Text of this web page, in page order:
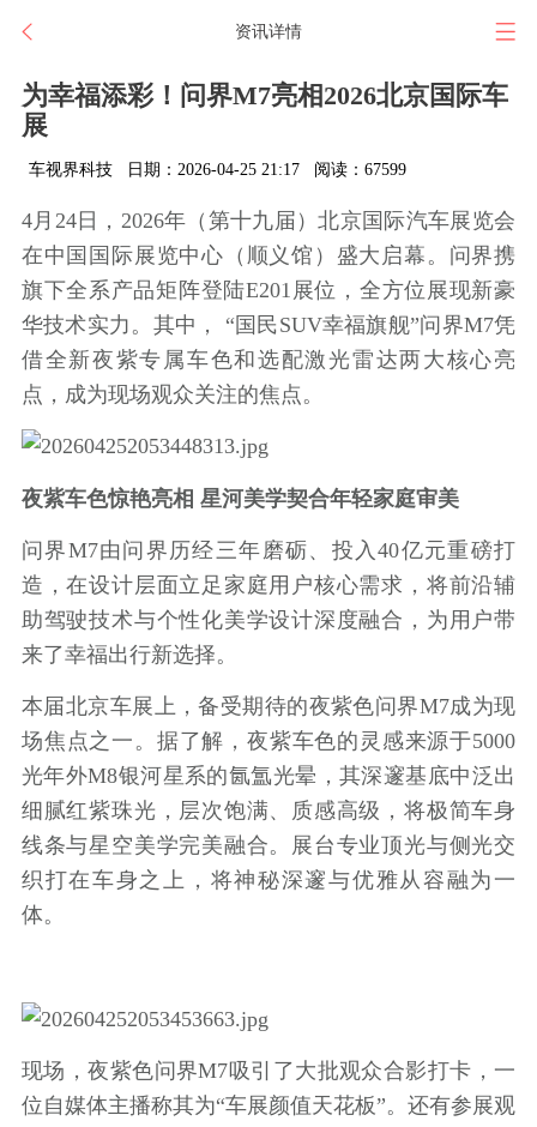
资讯详情
为幸福添彩！问界M7亮相2026北京国际车
展
车视界科技 日期：2026-04-25 21:17 阅读：67599
4月24日，2026年（第十九届）北京国际汽车展览会
在中国国际展览中心（顺义馆）盛大启幕。问界携
旗下全系产品矩阵登陆E201展位，全方位展现新豪
华技术实力。其中， “国民SUV幸福旗舰”问界M7凭
借全新夜紫专属车色和选配激光雷达两大核心亮
点，成为现场观众关注的焦点。
夜紫车色惊艳亮相 星河美学契合年轻家庭审美
问界M7由问界历经三年磨砺、投入40亿元重磅打
造，在设计层面立足家庭用户核心需求，将前沿辅
助驾驶技术与个性化美学设计深度融合，为用户带
来了幸福出行新选择。
本届北京车展上，备受期待的夜紫色问界M7成为现
场焦点之一。据了解，夜紫车色的灵感来源于5000
光年外M8银河星系的氤氲光晕，其深邃基底中泛出
细腻红紫珠光，层次饱满、质感高级，将极简车身
线条与星空美学完美融合。展台专业顶光与侧光交
织打在车身之上，将神秘深邃与优雅从容融为一
体。
现场，夜紫色问界M7吸引了大批观众合影打卡，一
位自媒体主播称其为“车展颜值天花板”。还有参展观